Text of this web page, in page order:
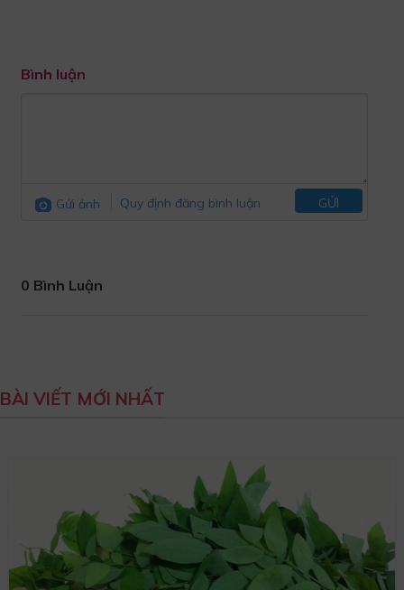
Bình luận
Gửi ảnh Quy định đăng bình luận GỬI
0 Bình Luận
BÀI VIẾT MỚI NHẤT